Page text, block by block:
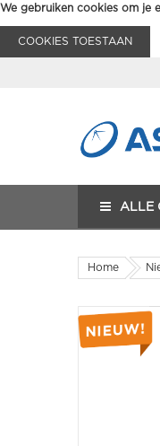
We gebruiken cookies om je
COOKIES TOESTAAN
ALLE
Home